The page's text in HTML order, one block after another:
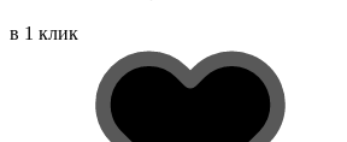
в 1 клик